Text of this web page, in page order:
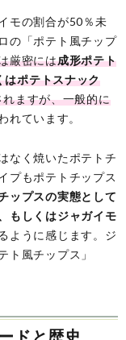
モの割合が50％未
の「ポテト風チップ
厳密には成形ポテト
ポテトスナック
ますが、一般的に
れています。
なく焼いたポテトチ
プもポテトチップス
ップスの実態として
もしくはジャガイモ
ように感じます。ジ
ト風チップス」
ドと歴史